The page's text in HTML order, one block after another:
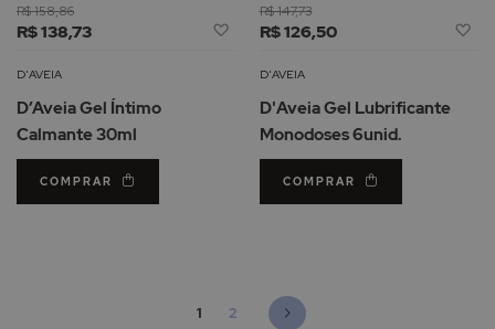
R$ 138,73
R$ 158,86
Adicionar
Lista
Desejos
D'AVEIA
D’Aveia Gel Íntimo
Calmante 30ml
COMPRAR
R$ 126,50
R$ 147,73
D'AVEIA
D'Aveia Gel Lubrificante
Monodoses 6unid.
COMPRAR
Página
Está de momento a ler a página
1 Página
2 Página
Seguinte